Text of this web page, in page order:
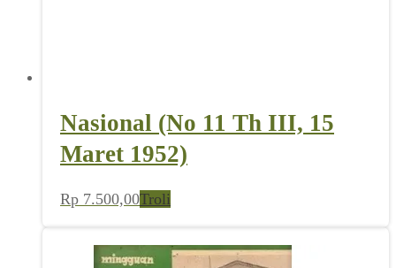
Nasional (No 11 Th III, 15
Maret 1952)
Rp 7.500,00Troli